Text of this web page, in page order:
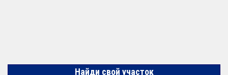
Найди свой участок